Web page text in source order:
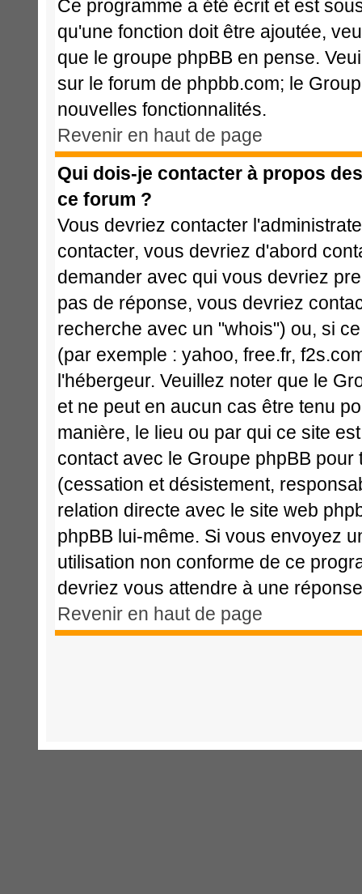
Ce programme a été écrit et est
qu'une fonction doit être ajoutée,
que le groupe phpBB en pense.
sur le forum de phpbb.com; le
nouvelles fonctionnalités.
Revenir en haut de page
Qui dois-je contacter à propos
ce forum ?
Vous devriez contacter
contacter, vous devriez d'abord
demander avec qui vous devriez
pas de réponse, vous devriez
recherche avec un "whois") ou, si
(par exemple : yahoo, free.fr,
l'hébergeur. Veuillez noter que le
et ne peut en aucun cas être tenu
manière, le lieu ou par qui ce site
contact avec le Groupe phpBB
(cessation et désistement,
relation directe avec le site web
phpBB lui-même. Si vous envoyez
utilisation non conforme de ce
devriez vous attendre à une
Revenir en haut de page